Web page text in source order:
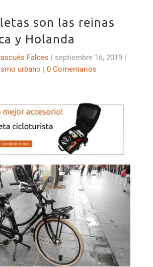
son las reinas
y Holanda
Falces | septiembre 16, 2019 |
urbano | 0 Comentarios